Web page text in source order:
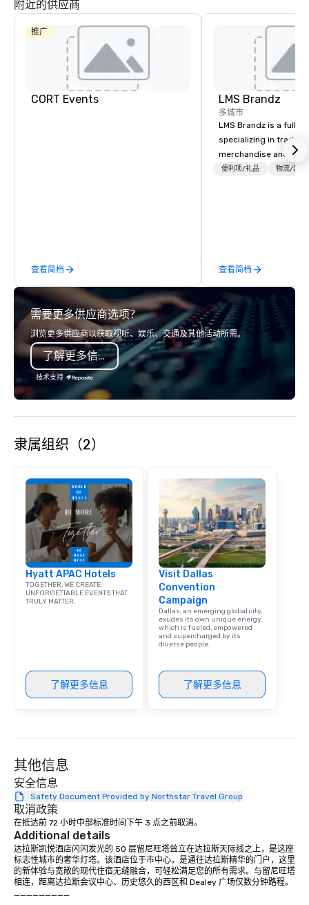
附近的供应商
推广
CORT Events
查看简档
LMS Brandz
多城市
LMS Brandz is a full-
specializing in trade
merchandise and
booth giveaways and
years of industry
commitment to
service set us apart.
smart, reliable
make the end-user
seamless from start to
便利项/礼品 物流/装饰
查看简档
需要更多供应商选项？
浏览更多供应商以获取视听、娱乐、交通及其他活动所需。
了解更多信息
技术支持
隶属组织（2）
Hyatt APAC Hotels
TOGETHER, WE CREATE
UNFORGETTABLE EVENTS THAT
TRULY MATTER.
了解更多信息
Visit Dallas
Convention
Campaign
Dallas, an emerging global city,
exudes its own unique energy,
which is fueled, empowered
and supercharged by its
diverse people.
了解更多信息
其他信息
安全信息
Safety Document Provided by Northstar Travel Group
取消政策
在抵达前 72 小时中部标准时间下午 3 点之前取消。
Additional details
达拉斯凯悦酒店闪闪发光的 50 层留尼旺塔耸立在达拉斯天际线之上，是这座
标志性城市的奢华灯塔。该酒店位于市中心，是通往达拉斯精华的门户，这里
的新体验与宽敞的现代住宿无缝融合，可轻松满足您的所有需求。与留尼旺塔
相连，距离达拉斯会议中心、历史悠久的西区和 Dealey 广场仅数分钟路程。
_________